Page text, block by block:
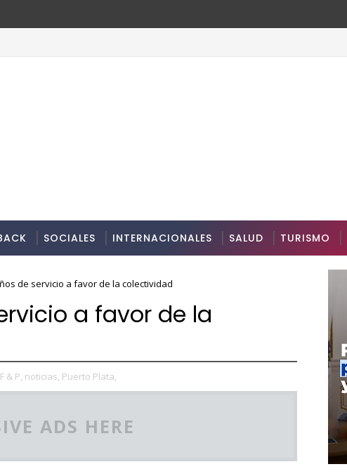
SOCIALES INTERNACIONALES SALUD TURISMO
de servicio a favor de la colectividad
a favor de la
F & P, noticias, Puerto Plata,
ADS HERE